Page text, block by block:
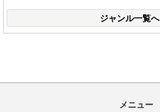
ジャンル一覧へ
メニュー